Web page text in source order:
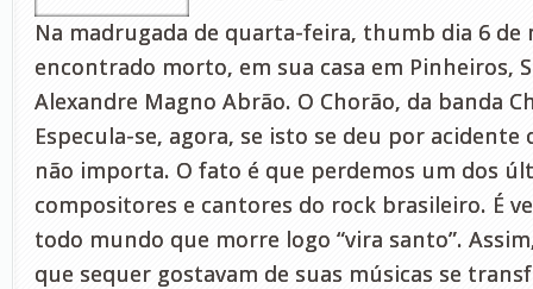
Na madrugada de quarta-feira, thumb dia 6 de
encontrado morto, em sua casa em Pinheiros,
Alexandre Magno Abrão. O Chorão, da banda
Especula-se, agora, se isto se deu por
não importa. O fato é que perdemos um dos
compositores e cantores do rock brasileiro. É
todo mundo que morre logo “vira santo”.
que sequer gostavam de suas músicas se